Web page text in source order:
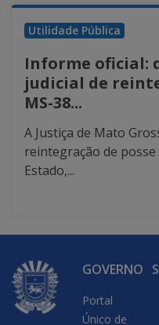
Utilidade Pública
Informe oficial:
judicial de
MS-38...
A Justiça de Mato
reintegração de
Estado,...
GOVERNO
Portal
Único de